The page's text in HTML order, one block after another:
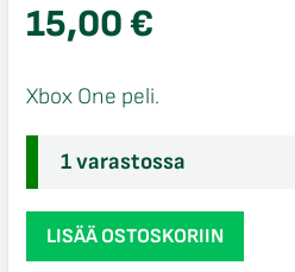
15,00€
Xbox One peli.
1 varastossa
Far
Cry
LISÄÄ OSTOSKORIIN